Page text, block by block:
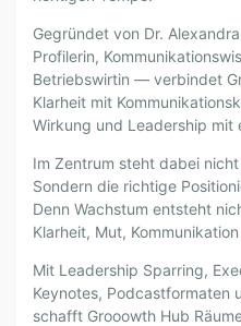
T
H
H
U
G
M
B
H
Gegründet von Dr.
Profilerin,
Betriebswirtin — verbindet
Klarheit mit
Wirkung und Leadership mit
Im Zentrum steht dabei
Sondern die richtige
Denn Wachstum entsteht
Klarheit, Mut,
Mit Leadership Sparring,
Keynotes, Podcastformaten
schafft Grooowth Hub